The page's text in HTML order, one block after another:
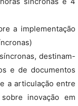
a implementação
destinam-
e de documentos
a articulação entre
inovação em